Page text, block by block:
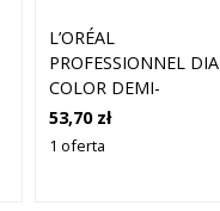
L’ORÉAL
PROFESSIONNEL DIA
COLOR DEMI-
PERMANENTNA
FARBA DO WŁOSÓW
53,70 zł
1 oferta